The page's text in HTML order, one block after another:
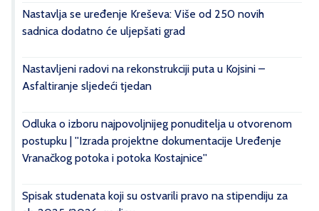
Nastavlja se uređenje Kreševa: Više od 250 novih
sadnica dodatno će uljepšati grad
Nastavljeni radovi na rekonstrukciji puta u Kojsini –
Asfaltiranje sljedeći tjedan
Odluka o izboru najpovoljnijeg ponuditelja u otvorenom
postupku | ''Izrada projektne dokumentacije Uređenje
Vranačkog potoka i potoka Kostajnice''
Spisak studenata koji su ostvarili pravo na stipendiju za